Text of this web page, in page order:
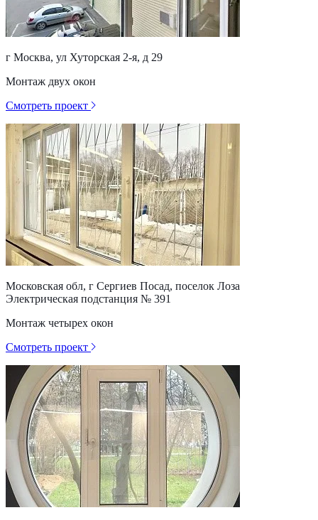
г Москва, ул Хуторская 2-я, д 29
Монтаж двух окон
Смотреть проект
Московская обл, г Сергиев Посад, поселок Лоза
Электрическая подстанция № 391
Монтаж четырех окон
Смотреть проект